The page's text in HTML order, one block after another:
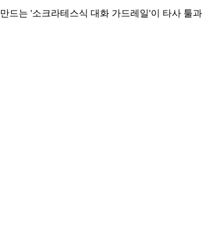
드는 '소크라테스식 대화 가드레일'이 타사 툴과